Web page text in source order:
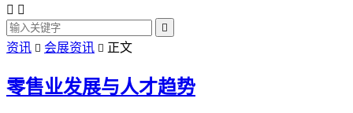
 

资讯  会展资讯  正文
零售业发展与人才趋势